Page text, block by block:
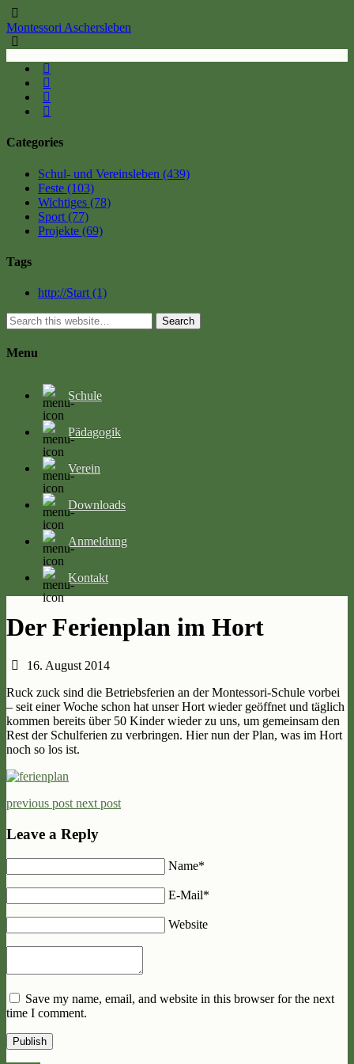
Montessori Aschersleben
Categories
Schul- und Vereinsleben (439)
Feste (103)
Wichtiges (78)
Sport (77)
Projekte (69)
Tags
http://Start (1)
Search
Menu
Schule
Pädagogik
Verein
Downloads
Anmeldung
Kontakt
Der Ferienplan im Hort
16. August 2014
Ruck zuck sind die Betriebsferien an der Montessori-Schule vorbei
– seit einer Woche schon hat unser Hort wieder geöffnet und täglich
kommen bereits über 50 Kinder wieder zu uns, um gemeinsam den
Rest der Schulferien zu verbringen. Hier nun der Plan, was im Hort
noch so los ist.
previous postnext post
Leave a Reply
Name*
E-Mail*
Website
Save my name, email, and website in this browser for the next
time I comment.
Publish